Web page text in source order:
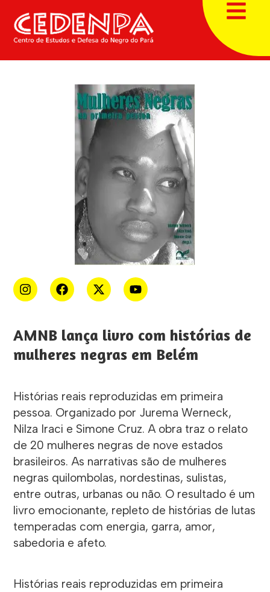
AMNB lança livro com histórias de
mulheres negras em Belém
Histórias reais reproduzidas em primeira
pessoa. Organizado por Jurema Werneck,
Nilza Iraci e Simone Cruz. A obra traz o relato
de 20 mulheres negras de nove estados
brasileiros. As narrativas são de mulheres
negras quilombolas, nordestinas, sulistas,
entre outras, urbanas ou não. O resultado é um
livro emocionante, repleto de histórias de lutas
temperadas com energia, garra, amor,
sabedoria e afeto.
Histórias reais reproduzidas em primeira